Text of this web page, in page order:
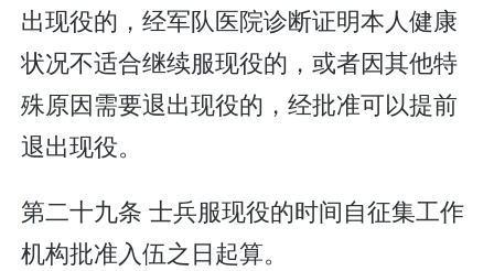
出现役的，经军队医院诊断证明本人健康
状况不适合继续服现役的，或者因其他特
殊原因需要退出现役的，经批准可以提前
退出现役。
第二十九条 士兵服现役的时间自征集工作
机构批准入伍之日起算。